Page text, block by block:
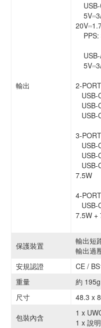
輸出
USB-
PPS:
USB-
2-
USB-
USB-
USB-
3-
USB-
USB-
USB-
7.5W
4-
USB-
7.5W +
保護裝置
輸出短
輸出過
安規認證
CE /
重量
約 195g
尺寸
48.3 x
包裝內含
1 x
1 x 說